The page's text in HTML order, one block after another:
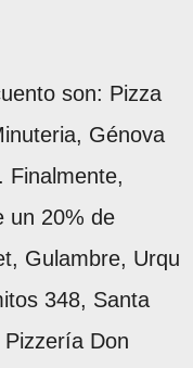
son: Pizza
Génova
Finalmente,
un 20% de
Gulambre, Urqu
348, Santa
Don